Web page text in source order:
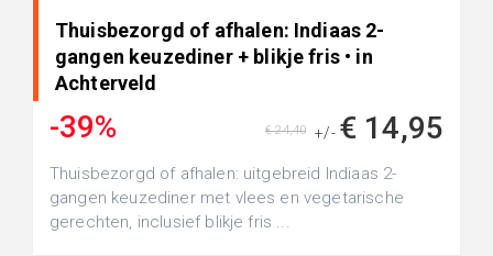
Thuisbezorgd of afhalen: Indiaas 2-
gangen keuzediner + blikje fris • in
Achterveld
-39% +/- € 14,95
€ 24,40
Thuisbezorgd of afhalen: uitgebreid Indiaas 2-
gangen keuzediner met vlees en vegetarische
gerechten, inclusief blikje fris ...